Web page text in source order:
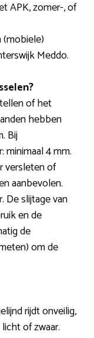
APK, zomer-, of
Meddo.
of het
hebben
Bij
minimaal 4 mm.
versleten of
aanbevolen.
De slijtage van
en de
de
om de
rijdt onveilig,
of zwaar.